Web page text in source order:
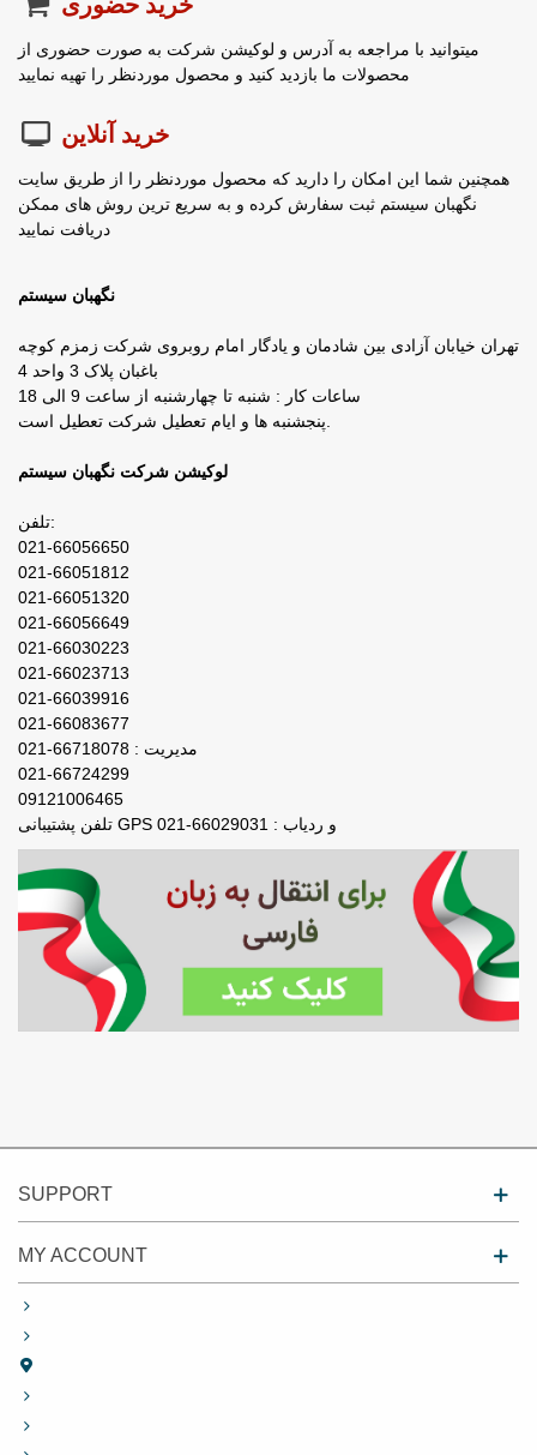
میتوانید با مراجعه به آدرس و لوکیشن شرکت به صورت حضوری از
محصولات ما بازدید کنید و محصول موردنظر را تهیه نمایید
خرید آنلاین
همچنین شما این امکان را دارید که محصول موردنظر را از طریق سایت
نگهبان سیستم ثبت سفارش کرده و به سریع ترین روش های ممکن
دریافت نمایید
نگهبان سیستم
تهران خیابان آزادی بین شادمان و یادگار امام روبروی شرکت زمزم کوچه
باغبان پلاک 3 واحد 4
لوکیشن شرکت نگهبان سیستم
تلفن:
021-66056650
021-66051812
021-66051320
021-66056649
021-66030223
021-66023713
021-66039916
021-66083677
مدیریت : 66718078-021
021-66724299
09121006465
تلفن پشتیبانی GPS و ردیاب : 66029031-021
SUPPORT
MY ACCOUNT